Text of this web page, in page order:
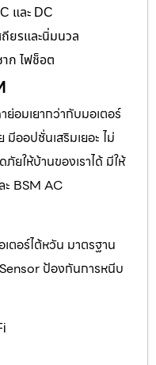
และ DC
ยรและนิ่มนวล
ก ไฟช็อต
ย่อมเยากว่ากับมอเตอร์
มีออปชั่นเสริมเยอะ ไม่
ยให้บ้านของเราได้ มีให้
BSM AC
ตอร์ไต้หวัน มาตรฐาน
ป้องกันการหนีบ